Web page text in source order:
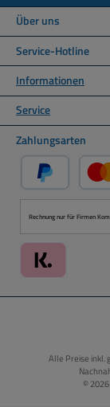
Über uns
Service-Hotline
Informationen
Service
Zahlungsarten
PayPal
Rechnung nur für Firmen
Alle Preise inkl.
©